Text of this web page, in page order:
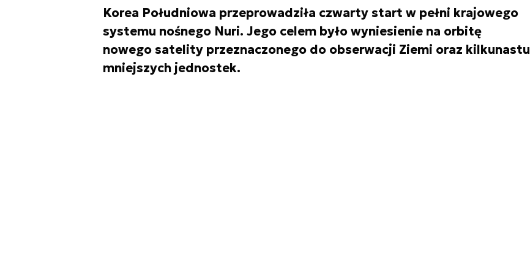
Korea Południowa przeprowadziła czwarty start w pełni krajowego
systemu nośnego Nuri. Jego celem było wyniesienie na orbitę
nowego satelity przeznaczonego do obserwacji Ziemi oraz kilkunastu
mniejszych jednostek.